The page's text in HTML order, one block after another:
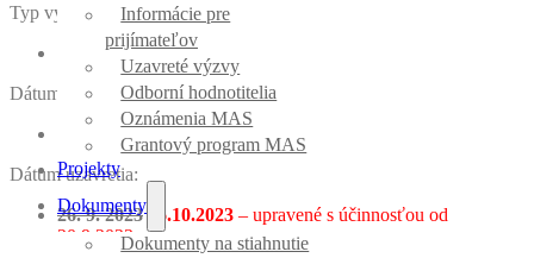
Informácie pre
prijímateľov
Uzavreté výzvy
Odborní hodnotitelia
Oznámenia MAS
Grantový program MAS
Projekty
Dokumenty
Dokumenty na stiahnutie
Typ výzvy:
Uzavretá
Dátum vyhlásenia:
26. 7. 2023
Dátum uzavretia:
26. 9. 2023
26.10.2023 – upravené s účinnosťou od
20.9.2023